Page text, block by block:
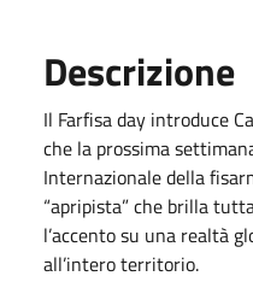
Descrizione
Il Farfisa day introduce
che la prossima
Internazionale della
“apripista” che brilla
l’accento su una realtà
all’intero territorio.